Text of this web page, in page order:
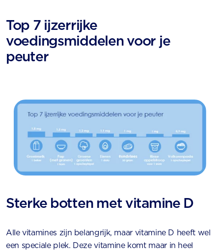
Top 7 ijzerrijke
voedingsmiddelen voor je
peuter
Sterke botten met vitamine D
Alle vitamines zijn belangrijk, maar vitamine D heeft wel
een speciale plek. Deze vitamine komt maar in heel